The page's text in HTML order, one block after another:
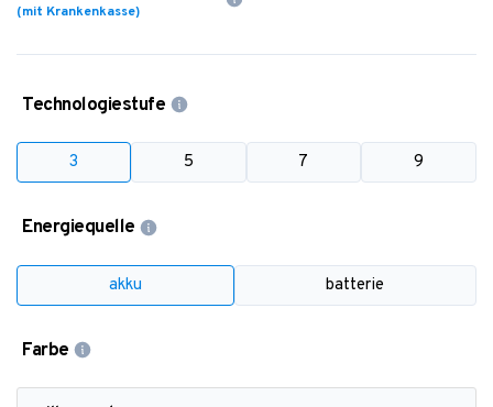
(mit Krankenkasse)
Technologiestufe
3 5 7 9
Energiequelle
akku batterie
Farbe